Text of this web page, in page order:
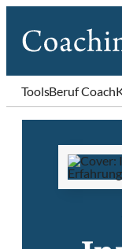
ToolsBeruf Coach